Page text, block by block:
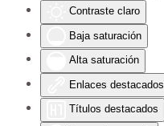
Contraste claro
Baja saturación
Alta saturación
Enlaces destacados
Títulos destacados